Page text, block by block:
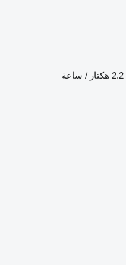
2.2 هكتار / ساعة